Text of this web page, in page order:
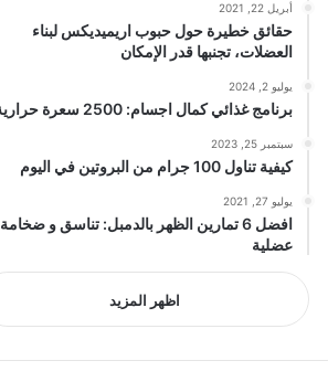
أبريل 22, 2021
حقائق خطيرة حول حبوب اريميديكس لبناء
العضلات، تجنبها قدر الإمكان
يوليو 2, 2024
برنامج غذائي كمال اجسام: 2500 سعرة حرارية
سبتمبر 25, 2023
كيفية تناول 100 جرام من البروتين في اليوم
يوليو 27, 2021
افضل 6 تمارين الظهر بالدمبل: تناسق و ضخامة
عضلية
اظهر المزيد